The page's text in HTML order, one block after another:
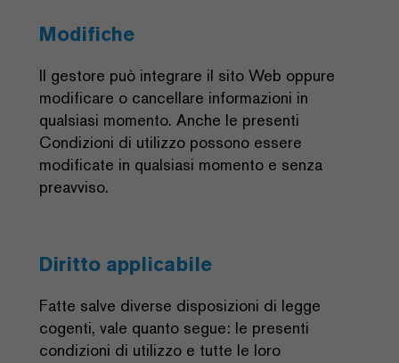
Modifiche
Il gestore può integrare il sito Web oppure
modificare o cancellare informazioni in
qualsiasi momento. Anche le presenti
Condizioni di utilizzo possono essere
modificate in qualsiasi momento e senza
preavviso.
Diritto applicabile
Fatte salve diverse disposizioni di legge
cogenti, vale quanto segue: le presenti
condizioni di utilizzo e tutte le loro